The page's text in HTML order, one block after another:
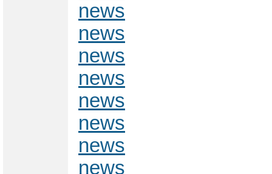
news
news
news
news
news
news
news
news